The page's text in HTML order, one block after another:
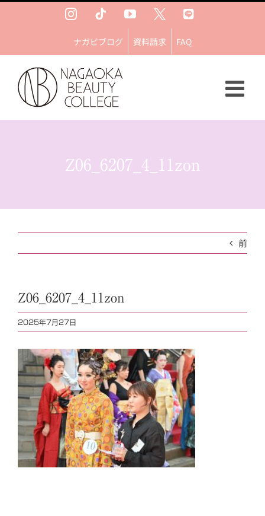
InstagramTiktokYouTube
Ｘ LINE
ナガビブログ 資料請求 FAQ
Z06_6207_4_11zon
前
Z06_6207_4_11zon
2025年7月27日